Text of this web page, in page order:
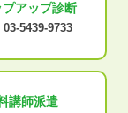
プアップ診断
03-5439-9733
講師派遣